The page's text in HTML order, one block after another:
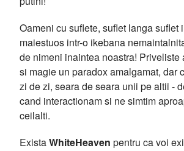
Oameni cu suflete, suflet langa suflet
maiestuos intr-o ikebana
de nimeni inaintea noastra! Priveliste
si magie un paradox amalgamat, dar
zi de zi, seara de seara unii pe altii -
cand interactionam si ne simtim
ceilalti.
ExistaWhiteHeaven pentru ca voi